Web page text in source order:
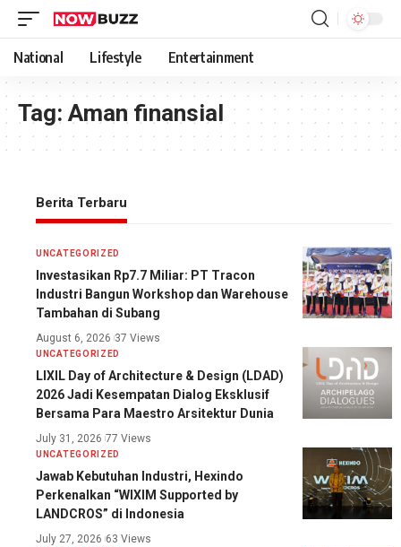
National Lifestyle Entertainment
Tag: Aman finansial
Berita Terbaru
UNCATEGORIZED
Investasikan Rp7.7 Miliar: PT Tracon
Industri Bangun Workshop dan Warehouse
Tambahan di Subang
August 6, 2026 37 Views
UNCATEGORIZED
LIXIL Day of Architecture & Design (LDAD)
2026 Jadi Kesempatan Dialog Eksklusif
Bersama Para Maestro Arsitektur Dunia
July 31, 2026 77 Views
UNCATEGORIZED
Jawab Kebutuhan Industri, Hexindo
Perkenalkan “WIXIM Supported by
LANDCROS” di Indonesia
July 27, 2026 63 Views